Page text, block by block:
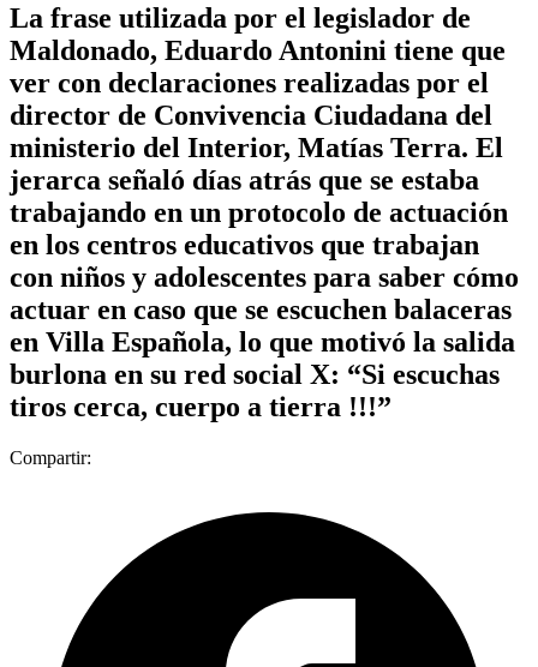
La frase utilizada por el legislador de
Maldonado, Eduardo Antonini tiene que
ver con declaraciones realizadas por el
director de Convivencia Ciudadana del
ministerio del Interior, Matías Terra. El
jerarca señaló días atrás que se estaba
trabajando en un protocolo de actuación
en los centros educativos que trabajan
con niños y adolescentes para saber cómo
actuar en caso que se escuchen balaceras
en Villa Española, lo que motivó la salida
burlona en su red social X: “Si escuchas
tiros cerca, cuerpo a tierra !!!”
Compartir: